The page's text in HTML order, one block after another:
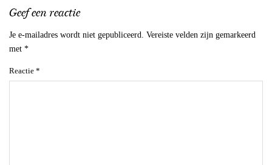
Geef een reactie
Je e-mailadres wordt niet gepubliceerd. Vereiste velden zijn gemarkeerd
met *
Reactie *